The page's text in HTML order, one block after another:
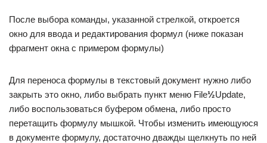
После выбора команды, указанной стрелкой, откроется
окно для ввода и редактирования формул (ниже показан
фрагмент окна с примером формулы)
Для переноса формулы в текстовый документ нужно либо
закрыть это окно, либо выбрать пункт меню File½Update,
либо воспользоваться буфером обмена, либо просто
перетащить формулу мышкой. Чтобы изменить имеющуюся
в документе формулу, достаточно дважды щелкнуть по ней